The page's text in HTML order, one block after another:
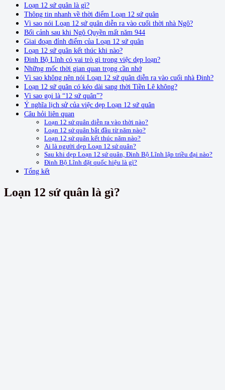
Loạn 12 sứ quân là gì?
Thông tin nhanh về thời điểm Loạn 12 sứ quân
Vì sao nói Loạn 12 sứ quân diễn ra vào cuối thời nhà Ngô?
Bối cảnh sau khi Ngô Quyền mất năm 944
Giai đoạn đỉnh điểm của Loạn 12 sứ quân
Loạn 12 sứ quân kết thúc khi nào?
Đinh Bộ Lĩnh có vai trò gì trong việc dẹp loạn?
Những mốc thời gian quan trọng cần nhớ
Vì sao không nên nói Loạn 12 sứ quân diễn ra vào cuối nhà Đinh?
Loạn 12 sứ quân có kéo dài sang thời Tiền Lê không?
Vì sao gọi là “12 sứ quân”?
Ý nghĩa lịch sử của việc dẹp Loạn 12 sứ quân
Câu hỏi liên quan
Loạn 12 sứ quân diễn ra vào thời nào?
Loạn 12 sứ quân bắt đầu từ năm nào?
Loạn 12 sứ quân kết thúc năm nào?
Ai là người dẹp Loạn 12 sứ quân?
Sau khi dẹp Loạn 12 sứ quân, Đinh Bộ Lĩnh lập triều đại nào?
Đinh Bộ Lĩnh đặt quốc hiệu là gì?
Tổng kết
Loạn 12 sứ quân là gì?